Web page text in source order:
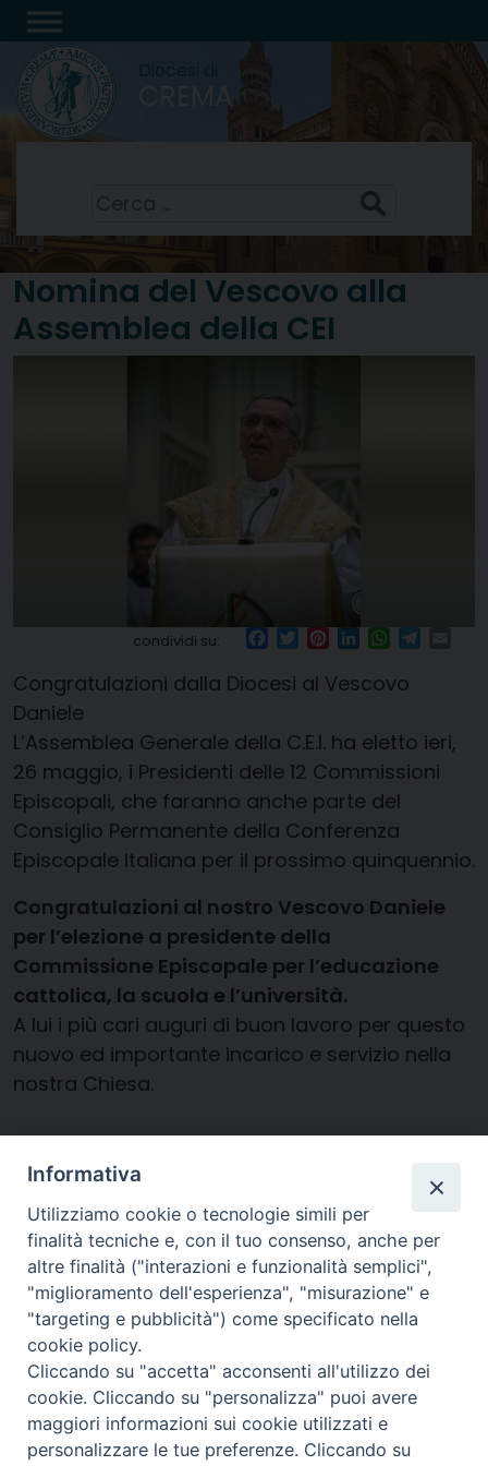
Skip
to
content
CREMA
Nomina del Vescovo alla
Assemblea della CEI
condividi su: Facebook
TwitterPinterest
LinkedInWhatsApp
Congratulazioni dalla Diocesi al Vescovo
Daniele
L’Assemblea Generale della C.E.I. ha eletto ieri,
26 maggio, i Presidenti delle 12 Commissioni
Episcopali, che faranno anche parte del
Consiglio Permanente della Conferenza
Episcopale Italiana per il prossimo quinquennio.
Congratulazioni al nostro Vescovo Daniele
per l’elezione a presidente della
Commissione Episcopale per l’educazione
cattolica, la scuola e l’università.
A lui i più cari auguri di buon lavoro per questo
nuovo ed importante incarico e servizio nella
nostra Chiesa.
CREMA
Riproduzione solo con permesso.
Tutti i diritti sono riservati.
Informativa
Utilizziamo cookie o tecnologie simili per
finalità tecniche e, con il tuo consenso, anche per
altre finalità ("interazioni e funzionalità semplici",
"miglioramento dell'esperienza", "misurazione" e
"targeting e pubblicità") come specificato nella
cookie policy.
Cliccando su "accetta" acconsenti all'utilizzo dei
cookie. Cliccando su "personalizza" puoi avere
maggiori informazioni sui cookie utilizzati e
personalizzare le tue preferenze. Cliccando su